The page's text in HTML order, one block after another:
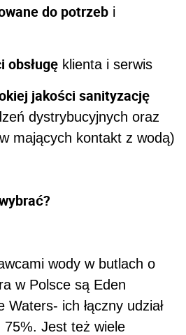
do potrzeb i
obsługę klienta i serwis
jakości sanityzację
dystrybucyjnych oraz
mających kontakt z wodą)
wody w butlach o
w Polsce są Eden
ich łączny udział
Jest też wiele